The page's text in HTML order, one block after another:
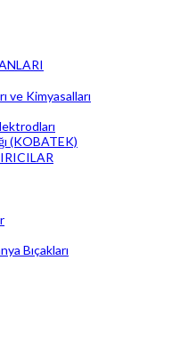
ve Kimyasalları
(KOBATEK)
Bıçakları